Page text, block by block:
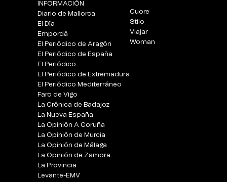
INFORMACIÓN
Diario de Mallorca
El Día
Empordà
El Periódico de Aragón
El Periódico de España
El Periódico
El Periódico de Extremadura
El Periódico Mediterráneo
Faro de Vigo
La Crónica de Badajoz
La Nueva España
La Opinión A Coruña
La Opinión de Murcia
La Opinión de Málaga
La Opinión de Zamora
La Provincia
Levante-EMV
Cuore
Stilo
Viajar
Woman